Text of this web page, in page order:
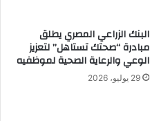
البنك الزراعي المصري يطلق
مبادرة “صحتك تستاهل” لتعزيز
الوعي والرعاية الصحية لموظفيه
29 يوليو، 2026